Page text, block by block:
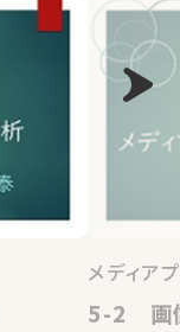
メディア
5-2 画